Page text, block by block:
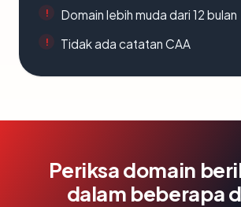
Domain lebih muda dari 12 bulan
Tidak ada catatan CAA
Periksa domain
dalam beberapa